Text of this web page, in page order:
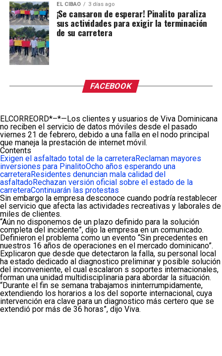
EL CIBAO 3 días ago
¡Se cansaron de esperar! Pinalito paraliza
sus actividades para exigir la terminación
de su carretera
FACEBOOK
ELCORREORD*–*—Los clientes y usuarios de Viva Dominicana
no reciben el servicio de datos móviles desde el pasado
viernes 21 de febrero, debido a una falla en el nodo principal
que maneja la prestación de internet móvil.
Contents
Exigen el asfaltado total de la carreteraReclaman mayores
inversiones para PinalitoOcho años esperando una
carreteraResidentes denuncian mala calidad del
asfaltadoRechazan versión oficial sobre el estado de la
carreteraContinuarán las protestas
Sin embargo la empresa desconoce cuando podría restablecer
el servicio que afecta las actividades recreativas y laborales de
miles de clientes.
“Aún no disponemos de un plazo definido para la solución
completa del incidente”, dijo la empresa en un comunicado.
Definieron el problema como un evento “Sin precedentes en
nuestros 16 años de operaciones en el mercado dominicano”.
Explicaron que desde que detectaron la falla, su personal local
ha estado dedicado al diagnostico preliminar y posible solución
del inconveniente, el cual escalaron s soportes internacionales,
forman una unidad multidisciplinaria para abordar la situación.
“Durante el fin se semana trabajamos ininterrumpidamente,
extendiendo los horarios a los del soporte internacional, cuya
intervención era clave para un diagnostico más certero que se
extendió por más de 36 horas”, dijo Viva.